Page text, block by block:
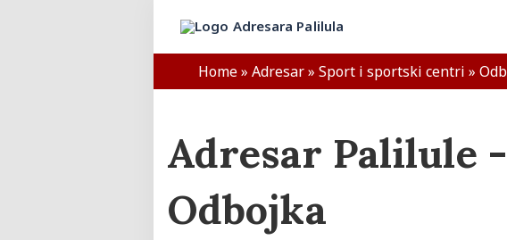
Home» Adresar» Sport i sportski centri »
Adresar Palilule
Odbojka